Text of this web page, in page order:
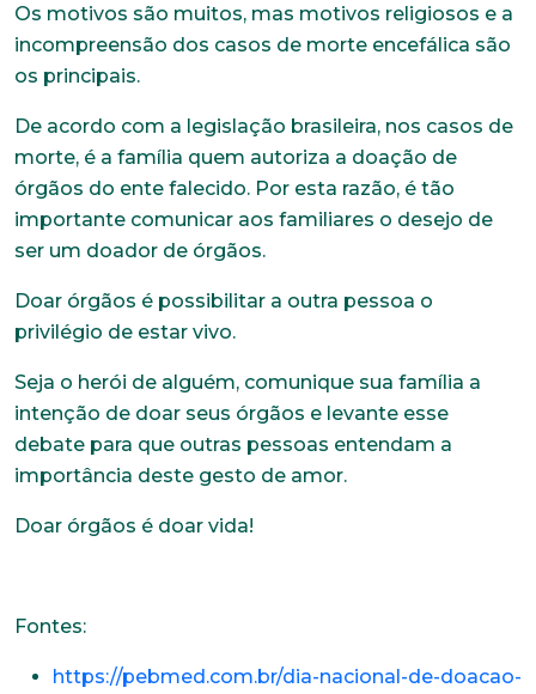
Os motivos são muitos, mas motivos religiosos e a
incompreensão dos casos de morte encefálica são
os principais.
De acordo com a legislação brasileira, nos casos de
morte, é a família quem autoriza a doação de
órgãos do ente falecido. Por esta razão, é tão
importante comunicar aos familiares o desejo de
ser um doador de órgãos.
Doar órgãos é possibilitar a outra pessoa o
privilégio de estar vivo.
Seja o herói de alguém, comunique sua família a
intenção de doar seus órgãos e levante esse
debate para que outras pessoas entendam a
importância deste gesto de amor.
Doar órgãos é doar vida!
Fontes:
https://pebmed.com.br/dia-nacional-de-doacao-
Trabalhe conosco
Faça parte de uma instituição sólida, ética e
comprometida com o bem-estar dos seus
colaboradores. Preencha todos os dados abaixo e
anexe seu currículo.